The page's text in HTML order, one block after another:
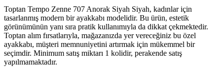
Toptan Tempo Zenne 707 Anorak Siyah Siyah, kadınlar için
tasarlanmış modern bir ayakkabı modelidir. Bu ürün, estetik
görünümünün yanı sıra pratik kullanımıyla da dikkat çekmektedir.
Toptan alım fırsatlarıyla, mağazanızda yer vereceğiniz bu özel
ayakkabı, müşteri memnuniyetini artırmak için mükemmel bir
seçimdir. Minimum satış miktarı 1 kolidir, perakende satış
yapılmamaktadır.